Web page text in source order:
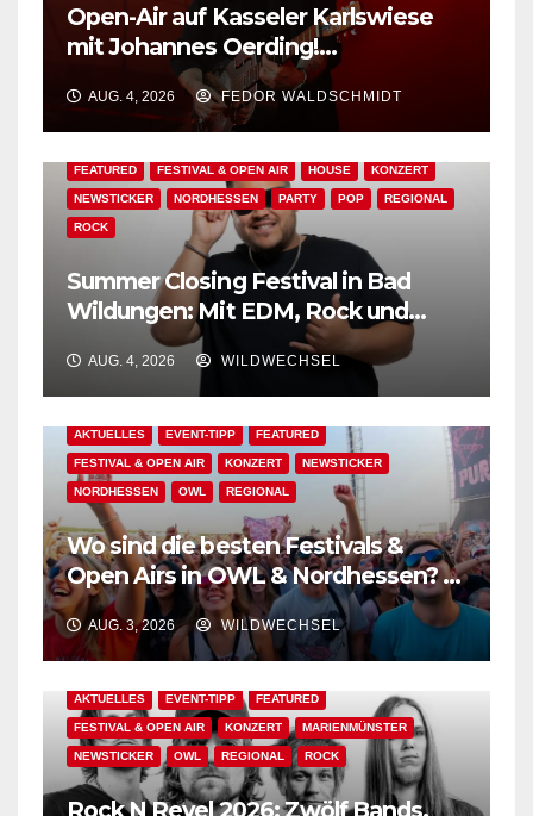
Open-Air auf Kasseler Karlswiese
mit Johannes Oerding!
Zusatzkontingent an Tickets
erhältlich!
AUG. 4, 2026 FEDOR WALDSCHMIDT
FEATURED FESTIVAL & OPEN AIR HOUSE KONZERT
NEWSTICKER NORDHESSEN PARTY POP REGIONAL
ROCK
Summer Closing Festival in Bad
Wildungen: Mit EDM, Rock und
Festivalflair klingt der Sommer aus!
AUG. 4, 2026 WILDWECHSEL
AKTUELLES EVENT-TIPP FEATURED
FESTIVAL & OPEN AIR KONZERT NEWSTICKER
NORDHESSEN OWL REGIONAL
Wo sind die besten Festivals &
Open Airs in OWL & Nordhessen? –
Der Ww-Festival-Planer!
AUG. 3, 2026 WILDWECHSEL
AKTUELLES EVENT-TIPP FEATURED
FESTIVAL & OPEN AIR KONZERT MARIENMÜNSTER
NEWSTICKER OWL REGIONAL ROCK
Rock N Revel 2026: Zwölf Bands,